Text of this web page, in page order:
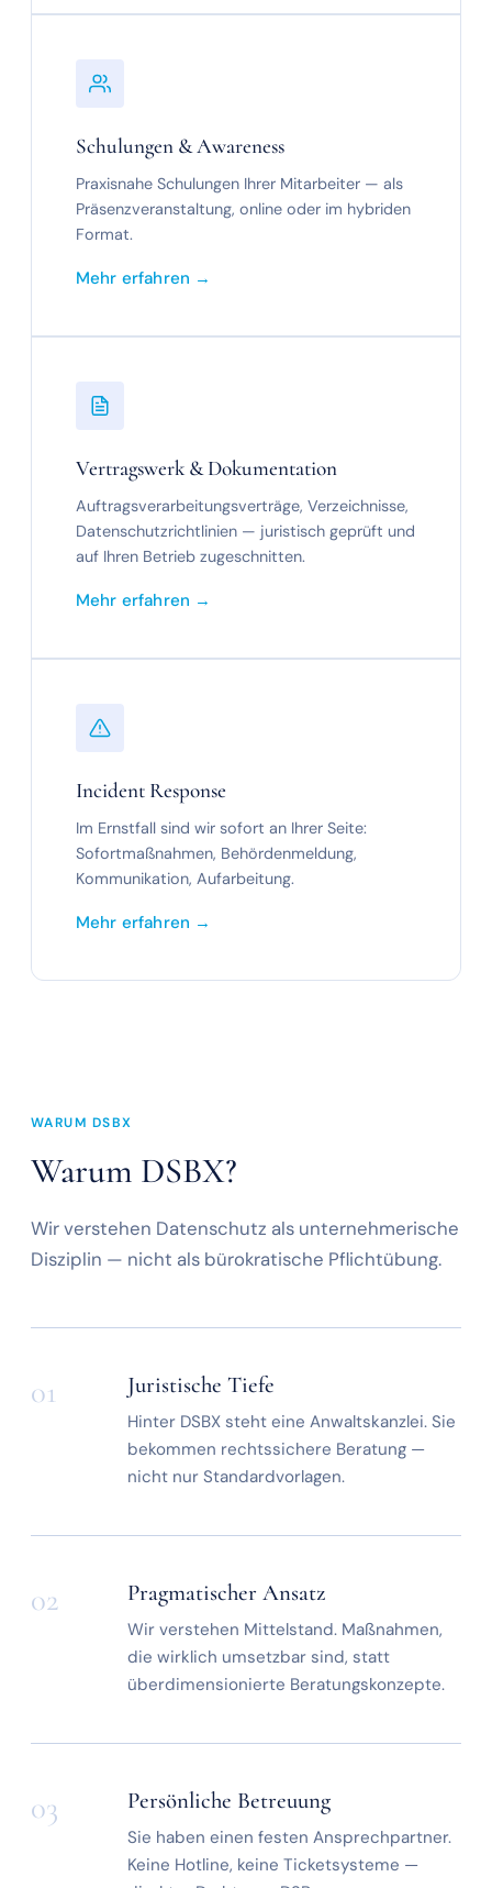
Schulungen & Awareness
Praxisnahe Schulungen Ihrer Mitarbeiter — als
Präsenzveranstaltung, online oder im hybriden
Format.
Mehr erfahren →
Vertragswerk & Dokumentation
Auftragsverarbeitungsverträge, Verzeichnisse,
Datenschutzrichtlinien — juristisch geprüft und
auf Ihren Betrieb zugeschnitten.
Mehr erfahren →
Incident Response
Im Ernstfall sind wir sofort an Ihrer Seite:
Sofortmaßnahmen, Behördenmeldung,
Kommunikation, Aufarbeitung.
Mehr erfahren →
WARUM DSBX
Warum DSBX?
Wir verstehen Datenschutz als unternehmerische
Disziplin — nicht als bürokratische Pflichtübung.
01 Juristische Tiefe
Hinter DSBX steht eine Anwaltskanzlei. Sie
bekommen rechtssichere Beratung —
nicht nur Standardvorlagen.
02 Pragmatischer Ansatz
Wir verstehen Mittelstand. Maßnahmen,
die wirklich umsetzbar sind, statt
überdimensionierte Beratungskonzepte.
03 Persönliche Betreuung
Sie haben einen festen Ansprechpartner.
Keine Hotline, keine Ticketsysteme —